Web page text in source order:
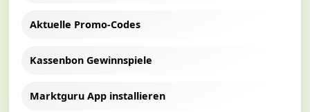
Aktuelle Promo-Codes
Kassenbon Gewinnspiele
Marktguru App installieren